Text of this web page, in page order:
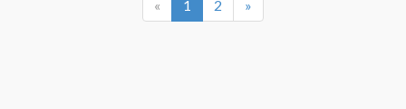
« 1 2 »